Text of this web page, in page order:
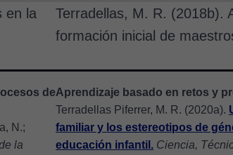
en la
Terradellas, M. R. (2018b).
formación inicial de
de
N.;
la
Aprendizaje basado en retos y
Terradellas Piferrer, M. R. (2020a).
familiar y los estereotipos de
educación infantil. Ciencia,
millorar la
funcionalitat
del lloc
funció de
com aquest
lloc web
s'utilitzi.